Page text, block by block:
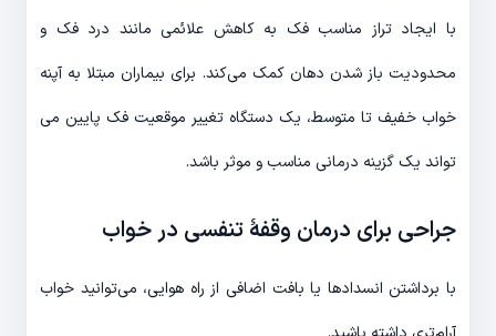
با ایجاد تراز مناسب فک به کاهش علائمی مانند درد فک و
محدودیت باز شدن دهان کمک می‌کند. برای بیماران مبتلا به آپنه
خواب خفیف تا متوسط، یک دستگاه تغییر موقعیت فک پایین می
تواند یک گزینه درمانی مناسب و موثر باشد.
جراحی برای درمان وقفهٔ تنفسی در خواب
با برداشتن انسدادها یا بافت اضافی از راه هوایی، می‌توانید خواب